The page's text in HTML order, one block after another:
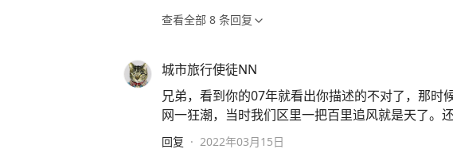
查看全部 8 条回复
城市旅行使徒NN
兄弟，看到你的07年就看出你描述的不对了，那时
网一狂潮，当时我们区里一把百里追风就是天了。
回复 · 2022年03月15日